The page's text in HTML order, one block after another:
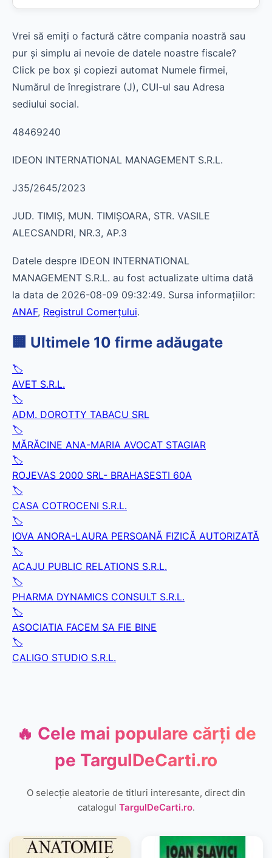
Vrei să emiți o factură către compania noastră sau
pur și simplu ai nevoie de datele noastre fiscale?
Click pe box și copiezi automat Numele firmei,
Numărul de înregistrare (J), CUI-ul sau Adresa
sediului social.
48469240
IDEON INTERNATIONAL MANAGEMENT S.R.L.
J35/2645/2023
JUD. TIMIŞ, MUN. TIMIŞOARA, STR. VASILE
ALECSANDRI, NR.3, AP.3
Datele despre IDEON INTERNATIONAL
MANAGEMENT S.R.L. au fost actualizate ultima dată
la data de 2026-08-09 09:32:49. Sursa informațiilor:
ANAF, Registrul Comerțului.
🏢 Ultimele 10 firme adăugate
🏷️
AVET S.R.L.
🏷️
ADM. DOROTTY TABACU SRL
🏷️
MĂRĂCINE ANA-MARIA AVOCAT STAGIAR
🏷️
ROJEVAS 2000 SRL- BRAHASESTI 60A
🏷️
CASA COTROCENI S.R.L.
🏷️
IOVA ANORA-LAURA PERSOANĂ FIZICĂ AUTORIZATĂ
🏷️
ACAJU PUBLIC RELATIONS S.R.L.
🏷️
PHARMA DYNAMICS CONSULT S.R.L.
🏷️
ASOCIATIA FACEM SA FIE BINE
🏷️
CALIGO STUDIO S.R.L.
🔥 Cele mai populare cărți de
pe TargulDeCarti.ro
O selecție aleatorie de titluri interesante, direct din
catalogul TargulDeCarti.ro.